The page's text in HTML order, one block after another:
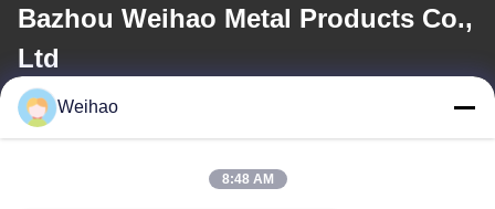
Bazhou Weihao Metal Products Co.,
Ltd
ई-मेल
Weihao
8:48 AM